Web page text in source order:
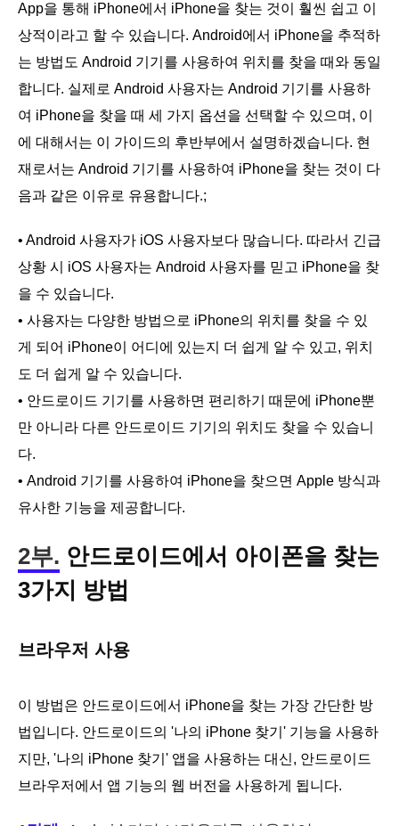
App을 통해 iPhone에서 iPhone을 찾는 것이 훨씬 쉽고 이
상적이라고 할 수 있습니다. Android에서 iPhone을 추적하
는 방법도 Android 기기를 사용하여 위치를 찾을 때와 동일
합니다. 실제로 Android 사용자는 Android 기기를 사용하
여 iPhone을 찾을 때 세 가지 옵션을 선택할 수 있으며, 이
에 대해서는 이 가이드의 후반부에서 설명하겠습니다. 현
재로서는 Android 기기를 사용하여 iPhone을 찾는 것이 다
음과 같은 이유로 유용합니다.;
• Android 사용자가 iOS 사용자보다 많습니다. 따라서 긴급
상황 시 iOS 사용자는 Android 사용자를 믿고 iPhone을 찾
을 수 있습니다.
• 사용자는 다양한 방법으로 iPhone의 위치를 찾을 수 있
게 되어 iPhone이 어디에 있는지 더 쉽게 알 수 있고, 위치
도 더 쉽게 알 수 있습니다.
• 안드로이드 기기를 사용하면 편리하기 때문에 iPhone뿐
만 아니라 다른 안드로이드 기기의 위치도 찾을 수 있습니
다.
• Android 기기를 사용하여 iPhone을 찾으면 Apple 방식과
유사한 기능을 제공합니다.
2부. 안드로이드에서 아이폰을 찾는
3가지 방법
브라우저 사용
이 방법은 안드로이드에서 iPhone을 찾는 가장 간단한 방
법입니다. 안드로이드의 '나의 iPhone 찾기' 기능을 사용하
지만, '나의 iPhone 찾기' 앱을 사용하는 대신, 안드로이드
브라우저에서 앱 기능의 웹 버전을 사용하게 됩니다.